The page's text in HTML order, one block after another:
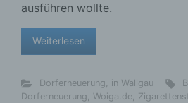
ausführen wollte.
Weiterlesen
Dorferneuerung, in Wallgau
Dorferneuerung, Woiga.de,